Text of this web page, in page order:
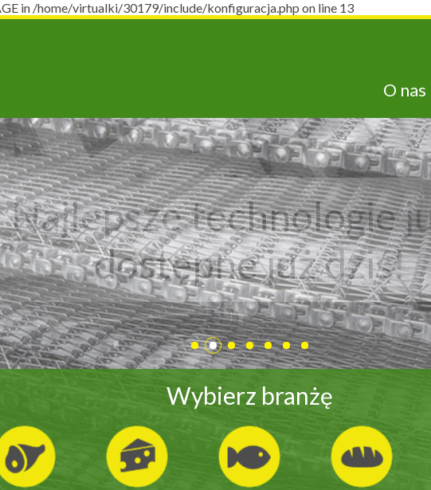
in /home/virtualki/30179/include/konfiguracja.php on line 13
O nas
Najlepsze technologie
dostępne już dziś!
Wybierz branżę